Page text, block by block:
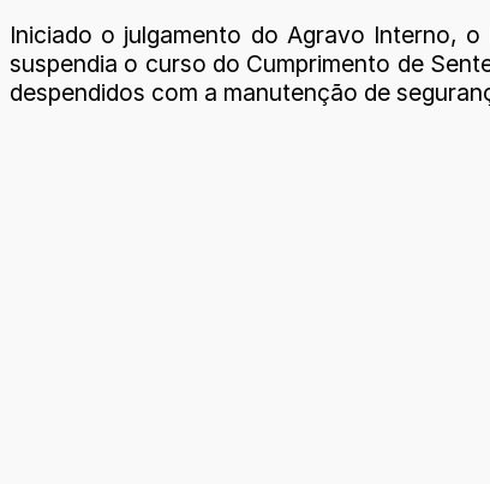
Iniciado o julgamento do Agravo Interno,
suspendia o curso do Cumprimento de
despendidos com a manutenção de